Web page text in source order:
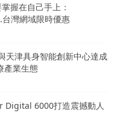
握在自己手上：
灣網域限時優惠
天津具身智能創新中心達成
產業生態
Digital 6000打造震撼動人